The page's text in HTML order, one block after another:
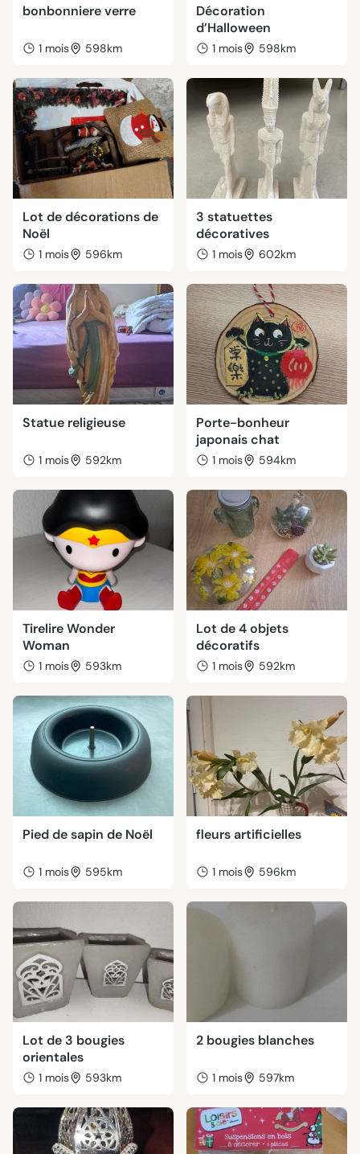
bonbonniere verre
1 mois 598km
Décoration
d’Halloween
1 mois 598km
Lot de décorations de
Noël
1 mois 596km
3 statuettes
décoratives
1 mois 602km
Statue religieuse
1 mois 592km
Porte-bonheur
japonais chat
1 mois 594km
Tirelire Wonder
Woman
1 mois 593km
Lot de 4 objets
décoratifs
1 mois 592km
Pied de sapin de Noël
1 mois 595km
fleurs artificielles
1 mois 596km
Lot de 3 bougies
orientales
1 mois 593km
2 bougies blanches
1 mois 597km